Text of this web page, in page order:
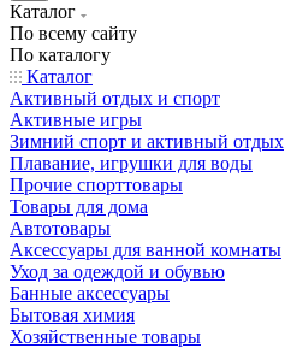
Каталог
По всему сайту
По каталогу
Каталог
Активный отдых и спорт
Активные игры
Зимний спорт и активный отдых
Плавание, игрушки для воды
Прочие спорттовары
Товары для дома
Автотовары
Аксессуары для ванной комнаты
Уход за одеждой и обувью
Банные аксессуары
Бытовая химия
Хозяйственные товары